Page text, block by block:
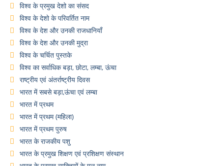
विश्व के प्रमुख देशो का संसद
विश्व के देशो के परिवर्तित नाम
विश्व के देश और उनकी राजधानियाँ
विश्व के देश और उनकी मुद्रा
विश्व के चर्चित पुस्तके
विश्व का सर्वाधिक बड़ा, छोटा, लम्बा, ऊंचा
राष्ट्रीय एवं अंतर्राष्ट्रीय दिवस
भारत में सबसे बड़ा,ऊंचा एवं लम्बा
भारत में प्रथम
भारत में प्रथम (महिला)
भारत में प्रथम पुरुष
भारत के राजकीय पशु
भारत के प्रमुख शिक्षण एवं प्रशिक्षण संस्थान